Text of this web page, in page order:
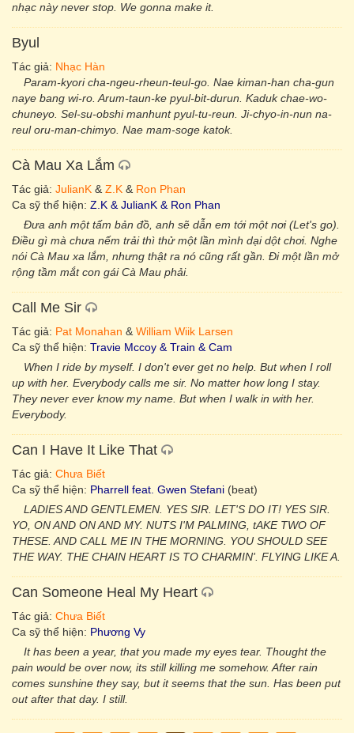
nhạc này never stop. We gonna make it.
Byul
Tác giả: Nhạc Hàn
Param-kyori cha-ngeu-rheun-teul-go. Nae kiman-han cha-gun
naye bang wi-ro. Arum-taun-ke pyul-bit-durun. Kaduk chae-wo-
chuneyo. Sel-su-obshi manhunt pyul-tu-reun. Ji-chyo-in-nun na-
reul oru-man-chimyo. Nae mam-soge katok.
Cà Mau Xa Lắm
Tác giả: JulianK & Z.K & Ron Phan
Ca sỹ thể hiện: Z.K & JulianK & Ron Phan
Đưa anh một tấm bản đồ, anh sẽ dẫn em tới một nơi (Let's go).
Điều gì mà chưa nếm trải thì thử một lần mình dại dột chơi. Nghe
nói Cà Mau xa lắm, nhưng thật ra nó cũng rất gần. Đi một lần mở
rộng tầm mắt con gái Cà Mau phải.
Call Me Sir
Tác giả: Pat Monahan & William Wiik Larsen
Ca sỹ thể hiện: Travie Mccoy & Train & Cam
When I ride by myself. I don't ever get no help. But when I roll
up with her. Everybody calls me sir. No matter how long I stay.
They never ever know my name. But when I walk in with her.
Everybody.
Can I Have It Like That
Tác giả: Chưa Biết
Ca sỹ thể hiện: Pharrell feat. Gwen Stefani (beat)
LADIES AND GENTLEMEN. YES SIR. LET'S DO IT! YES SIR.
YO, ON AND ON AND MY. NUTS I'M PALMING, tAKE TWO OF
THESE. AND CALL ME IN THE MORNING. YOU SHOULD SEE
THE WAY. THE CHAIN HEART IS TO CHARMIN'. FLYING LIKE A.
Can Someone Heal My Heart
Tác giả: Chưa Biết
Ca sỹ thể hiện: Phương Vy
It has been a year, that you made my eyes tear. Thought the
pain would be over now, its still killing me somehow. After rain
comes sunshine they say, but it seems that the sun. Has been put
out after that day. I still.